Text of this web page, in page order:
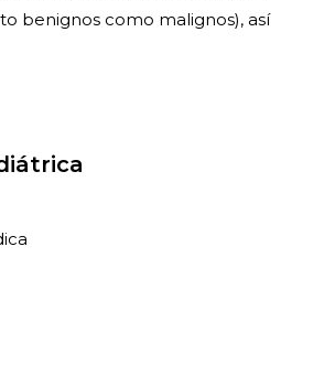
benignos como malignos), así